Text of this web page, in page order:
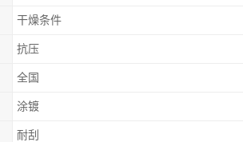
干燥条件
抗压
全国
涂镀
耐刮